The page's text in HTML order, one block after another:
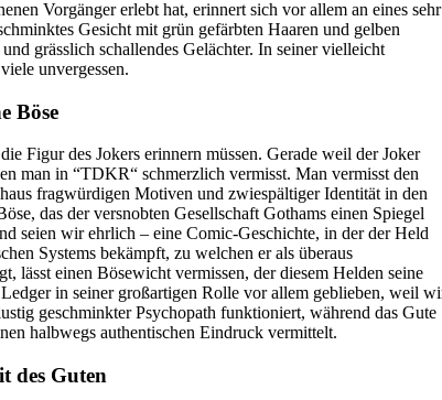
Vorgänger erlebt hat, erinnert sich vor allem an eines sehr
Gesicht mit grün gefärbten Haaren und gelben
grässlich schallendes Gelächter. In seiner vielleicht
unvergessen.
Böse
Figur des Jokers erinnern müssen. Gerade weil der Joker
man in “TDKR“ schmerzlich vermisst. Man vermisst den
fragwürdigen Motiven und zwiespältiger Identität in den
das der versnobten Gesellschaft Gothams einen Spiegel
seien wir ehrlich – eine Comic-Geschichte, in der der Held
Systems bekämpft, zu welchen er als überaus
lässt einen Bösewicht vermissen, der diesem Helden seine
in seiner großartigen Rolle vor allem geblieben, weil
geschminkter Psychopath funktioniert, während das Gute
halbwegs authentischen Eindruck vermittelt.
des Guten